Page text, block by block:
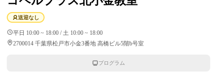
送迎なし
平日 10:00 ~ 18:00 / 土 10:00 ~ 18:00
2700014 千葉県松戸市小金3番地 高橋ビル5階b号室
プログラム